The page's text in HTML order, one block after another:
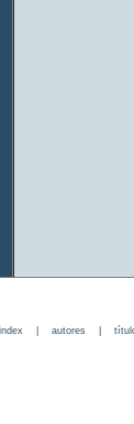
index| autores|